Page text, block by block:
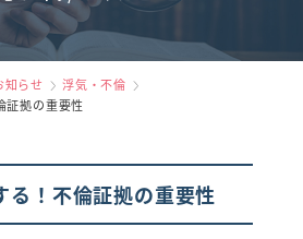
声
らせ
浮気・不倫
証拠の重要性
る！不倫証拠の重要性